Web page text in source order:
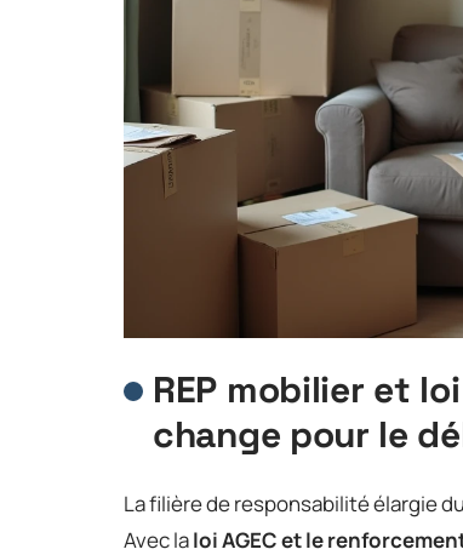
REP mobilier et
change pour le
La filière de responsabilité élargie
Avec laloi AGEC et le